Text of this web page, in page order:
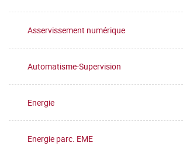
Asservissement numérique
Automatisme-Supervision
Energie
Energie parc. EME